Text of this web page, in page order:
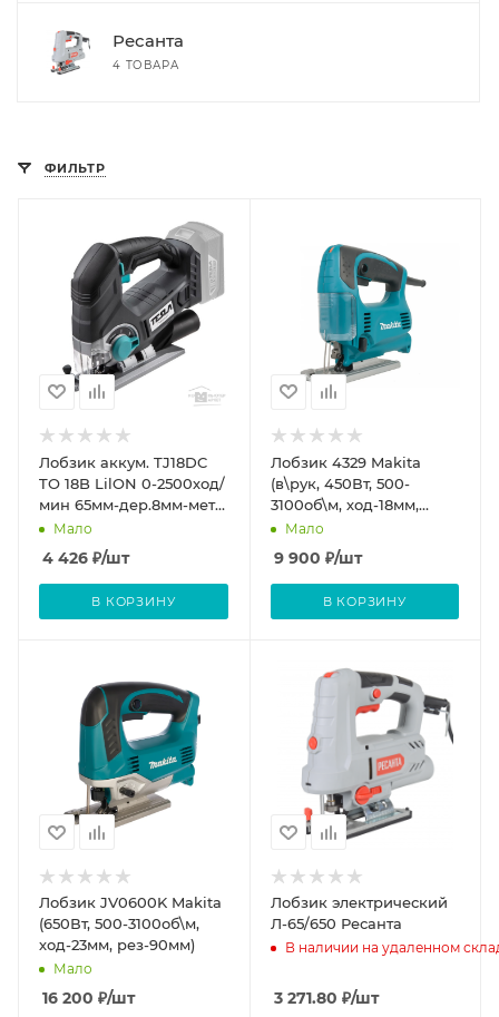
Ресанта
4 ТОВАРА
ФИЛЬТР
Лобзик аккум. TJ18DC
TO 18B LilON 0-2500ход/
мин 65мм-дер.8мм-мет
маятник TESLA
Мало
4 426 ₽/шт
В КОРЗИНУ
Лобзик 4329 Makita
(в\рук, 450Вт, 500-
3100об\м, ход-18мм,
рез-65мм, 1.9кг,
маятниковый ход)
Мало
9 900 ₽/шт
В КОРЗИНУ
Лобзик JV0600K Makita
(650Вт, 500-3100об\м,
ход-23мм, рез-90мм)
Мало
16 200 ₽/шт
Лобзик электрический
Л-65/650 Ресанта
В наличии на удаленном
3 271.80 ₽/шт